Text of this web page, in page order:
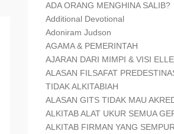
ADA ORANG MENGHINA SALIB?
Additional Devotional
Adoniram Judson
AGAMA & PEMERINTAH
AJARAN DARI MIMPI & VISI
ALASAN FILSAFAT
TIDAK ALKITABIAH
ALASAN GITS TIDAK MAU
ALKITAB ALAT UKUR SEMUA
ALKITAB FIRMAN YANG